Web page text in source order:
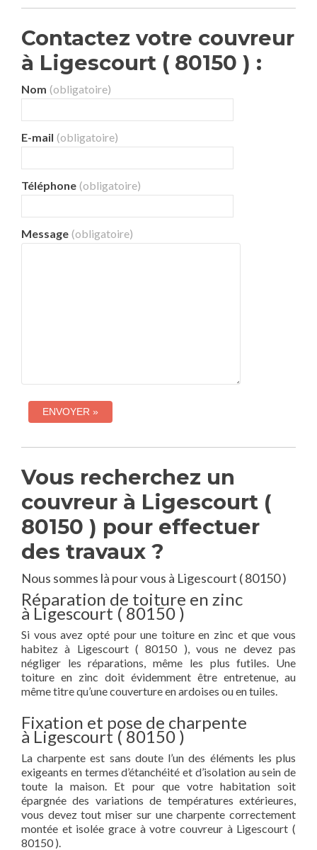
Contactez votre couvreur
à Ligescourt ( 80150 ) :
Nom (obligatoire)
E-mail (obligatoire)
Téléphone (obligatoire)
Message (obligatoire)
Vous recherchez un
couvreur à Ligescourt (
80150 ) pour effectuer
des travaux ?
Nous sommes là pour vous à Ligescourt ( 80150 )
Réparation de toiture en zinc
à Ligescourt ( 80150 )
Si vous avez opté pour une toiture en zinc et que vous
habitez à Ligescourt ( 80150 ), vous ne devez pas
négliger les réparations, même les plus futiles. Une
toiture en zinc doit évidemment être entretenue, au
même titre qu’une couverture en ardoises ou en tuiles.
Fixation et pose de charpente
à Ligescourt ( 80150 )
La charpente est sans doute l’un des éléments les plus
exigeants en termes d’étanchéité et d’isolation au sein de
toute la maison. Et pour que votre habitation soit
épargnée des variations de températures extérieures,
vous devez tout miser sur une charpente correctement
montée et isolée grace à votre couvreur à Ligescourt (
80150 ).